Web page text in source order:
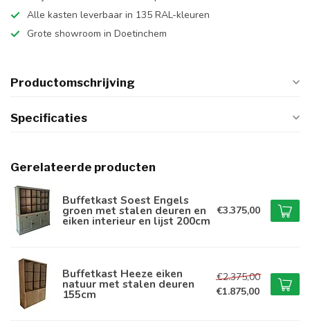
Alle kasten leverbaar in 135 RAL-kleuren
Grote showroom in Doetinchem
Productomschrijving
Specificaties
Gerelateerde producten
Buffetkast Soest Engels
groen met stalen deuren en
eiken interieur en lijst 200cm
€3.375,00
Buffetkast Heeze eiken
natuur met stalen deuren
155cm
€2.375,00
€1.875,00